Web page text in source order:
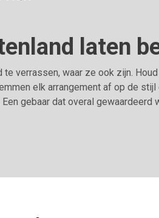
laten
verrassen, waar ze ook zijn.
elk arrangement af op de
gebaar dat overal gewaardeerd